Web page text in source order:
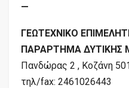
—
ΓΕΩΤΕΧΝΙΚΟ
ΠΑΡΑΡΤΗΜΑ ΔΥΤΙΚΗΣ
Πανδώρας 2 , Κοζάνη
τηλ/fax: 2461026443